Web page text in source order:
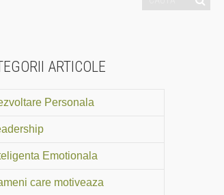
ARTICOLE
Personala
Emotionala
care motiveaza